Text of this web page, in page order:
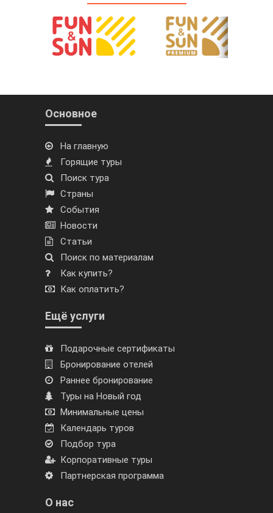
Основное
На главную
Горящие туры
Поиск тура
Страны
События
Новости
Статьи
Поиск по материалам
Как купить?
Как оплатить?
Ещё услуги
Подарочные сертификаты
Бронирование отелей
Раннее бронирование
Туры на Новый год
Минимальные цены
Календарь туров
Подбор тура
Корпоративные туры
Партнерская программа
О нас